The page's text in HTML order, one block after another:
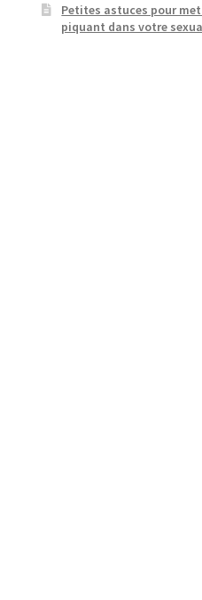
Petites astuces pour
piquant dans votre